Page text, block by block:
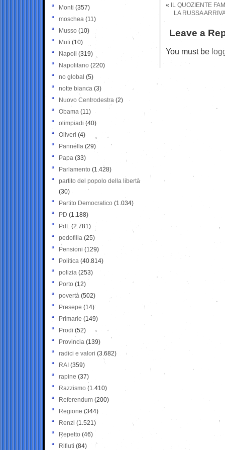
«
IL QUOZIENTE
LA RUSSA
Leave a
You must be
Monti (357)
moschea (11)
Musso (10)
Muti (10)
Napoli (319)
Napolitano (220)
no global (5)
notte bianca (3)
Nuovo Centrodestra (2)
Obama (11)
olimpiadi (40)
Oliveri (4)
Pannella (29)
Papa (33)
Parlamento (1.428)
partito del popolo della libertà
(30)
Partito Democratico (1.034)
PD (1.188)
PdL (2.781)
pedofilia (25)
Pensioni (129)
Politica (40.814)
polizia (253)
Porto (12)
povertà (502)
Presepe (14)
Primarie (149)
Prodi (52)
Provincia (139)
radici e valori (3.682)
RAI (359)
rapine (37)
Razzismo (1.410)
Referendum (200)
Regione (344)
Renzi (1.521)
Repetto (46)
Rifiuti (84)